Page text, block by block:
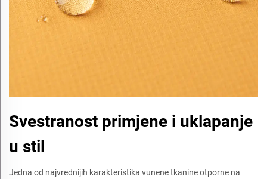
Svestranost primjene i uklapanje
u stil
Jedna od najvrednijih karakteristika vunene tkanine otporne na